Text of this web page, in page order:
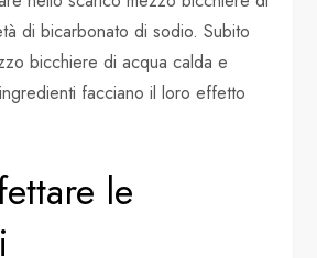
di bicarbonato di sodio. Subito
bicchiere di acqua calda e
facciano il loro effetto
le